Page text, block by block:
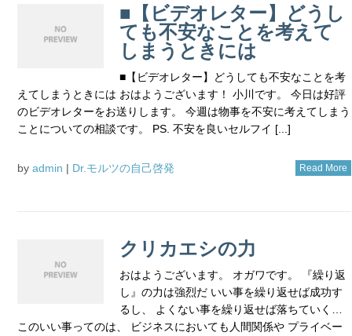
■【ビデオレター】どうし
ても不安なことを考えて
しまうときには
■【ビデオレター】どうしても不安なことを考
えてしまうときには おはようございます！ 小川です。 今日は好評
のビデオレターをお送りします。 今週は物事を不安に考えてしまう
ことについての相談です。 PS. 不安を良いセルフイ [...]
by admin | Dr.モルツの自己啓発 Read More
クリカエシの力
おはようございます。 オガワです。 『繰り返
し』の力は強烈だ いい事を繰り返せば成功す
るし、 よくない事を繰り返せば落ちていく…
このいい事ってのは、 ビジネスにおいても人間関係や プライベー